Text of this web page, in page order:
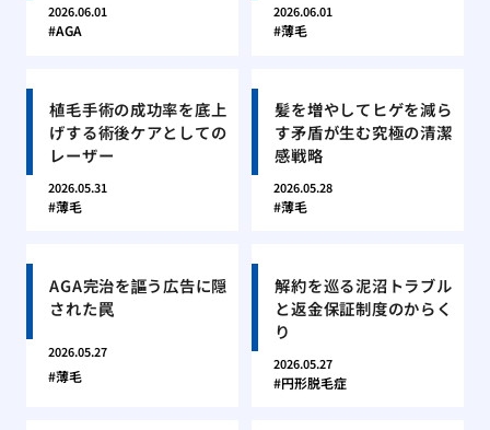
2026.06.01
AGA
2026.06.01
薄毛
植毛手術の成功率を底上
げする術後ケアとしての
レーザー
2026.05.31
薄毛
髪を増やしてヒゲを減ら
す矛盾が生む究極の清潔
感戦略
2026.05.28
薄毛
AGA完治を謳う広告に隠
された罠
2026.05.27
薄毛
解約を巡る泥沼トラブル
と返金保証制度のからく
り
2026.05.27
円形脱毛症